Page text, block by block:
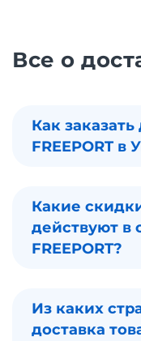
Все о
Как
FREEPORT в
Какие
действуют в
FREEPORT?
Из каких
доставка